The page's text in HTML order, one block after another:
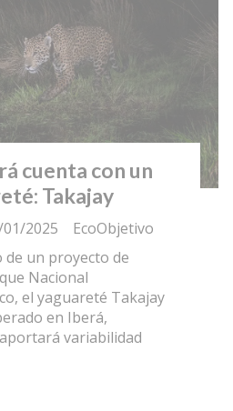
cuenta con un
Takajay
EcoObjetivo
2025
de un proyecto de
Nacional
el yaguareté Takajay
en Iberá,
variabilidad